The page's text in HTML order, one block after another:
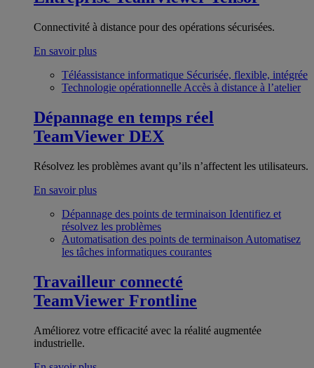
Connectivité à distance pour des opérations sécurisées.
En savoir plus
Téléassistance informatique Sécurisée, flexible, intégrée
Technologie opérationnelle Accès à distance à l’atelier
Dépannage en temps réel
TeamViewer DEX
Résolvez les problèmes avant qu’ils n’affectent les utilisateurs.
En savoir plus
Dépannage des points de terminaison Identifiez et
résolvez les problèmes
Automatisation des points de terminaison Automatisez
les tâches informatiques courantes
Travailleur connecté
TeamViewer Frontline
Améliorez votre efficacité avec la réalité augmentée
industrielle.